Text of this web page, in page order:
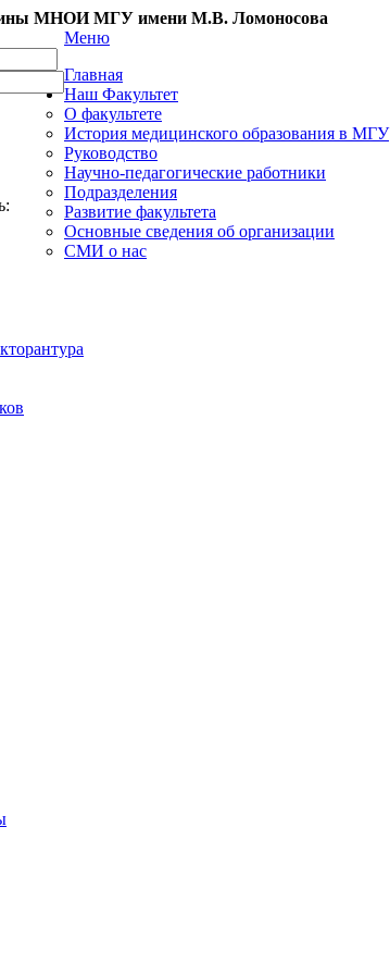
МНОИ МГУ имени М.В. Ломоносова
Меню
Главная
Наш Факультет
О факультете
История медицинского образования в МГУ
Руководство
Научно-педагогические работники
Подразделения
Развитие факультета
Основные сведения об организации
СМИ о нас